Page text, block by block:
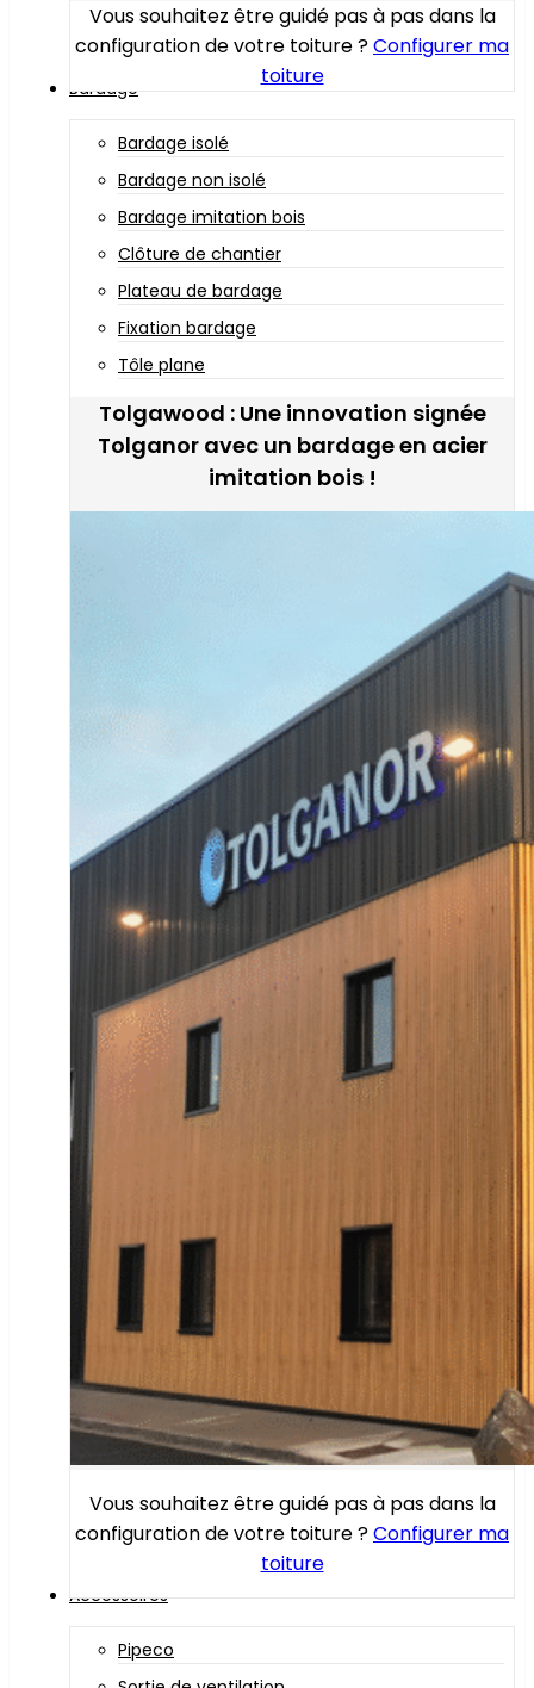
Vous souhaitez être guidé pas à pas dans la
configuration de votre toiture ?Configurer ma
toiture
Bardage
Bardage isolé
Bardage non isolé
Bardage imitation bois
Clôture de chantier
Plateau de bardage
Fixation bardage
Tôle plane
Tolgawood : Une innovation signée
Tolganor avec un bardage en acier
imitation bois !
Vous souhaitez être guidé pas à pas dans la
configuration de votre toiture ?Configurer ma
toiture
Accessoires
Pipeco